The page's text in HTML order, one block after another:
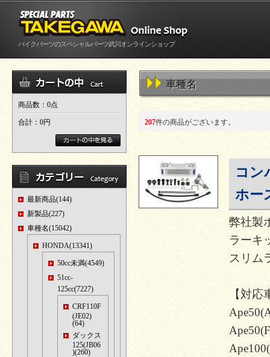
バイクパーツのスペシャルパーツ武川オンラインショップ
商品数：0点
合計： 0円
最新商品(144)
新製品(227)
車種名(15042)
HONDA(13341)
50cc未満(4549)
51cc-
125cc(7227)
CRF110F
(JE02)
(64)
ダックス
125(JB06
)(260)
車種名
207件の商品がございます。
コン
ホー
弊社製
ラーキ
スリム
【対応